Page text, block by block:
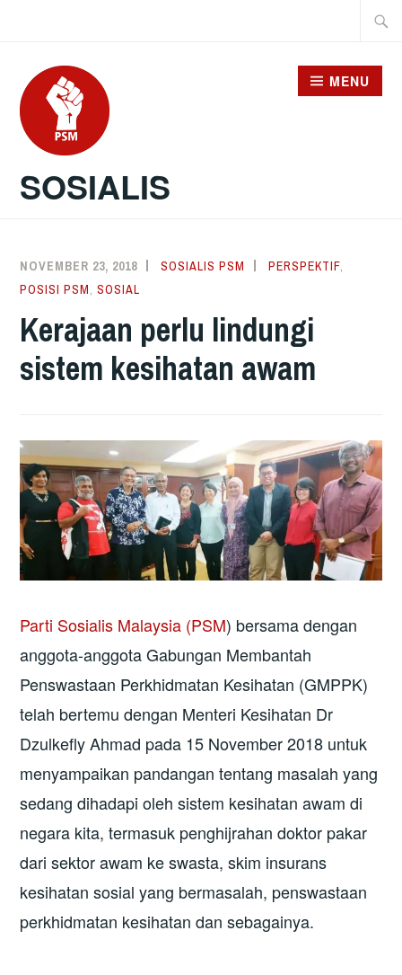
content
SOSIALIS
MENU
NOVEMBER 23, 2018 SOSIALIS PSM PERSPEKTIF
POSISI PSM ,SOSIAL
Kerajaan perlu lindungi
sistem kesihatan awam
Parti Sosialis Malaysia (PSM) bersama dengan
anggota-anggota Gabungan Membantah
Penswastaan Perkhidmatan Kesihatan (GMPPK)
telah bertemu dengan Menteri Kesihatan Dr
Dzulkefly Ahmad pada 15 November 2018 untuk
menyampaikan pandangan tentang masalah yang
sedang dihadapi oleh sistem kesihatan awam di
negara kita, termasuk penghijrahan doktor pakar
dari sektor awam ke swasta, skim insurans
kesihatan sosial yang bermasalah, penswastaan
perkhidmatan kesihatan dan sebagainya.